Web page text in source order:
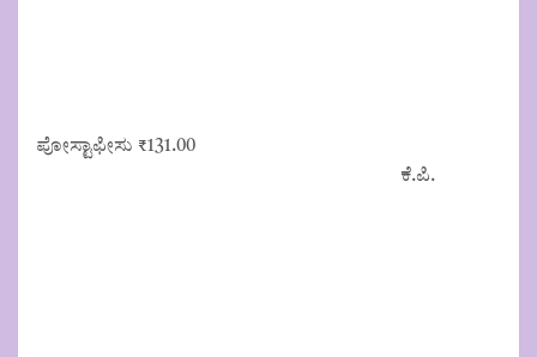
ಪೋಸ್ಟಾಫೀಸು ₹131.00
ಕೆ.ಪಿ.